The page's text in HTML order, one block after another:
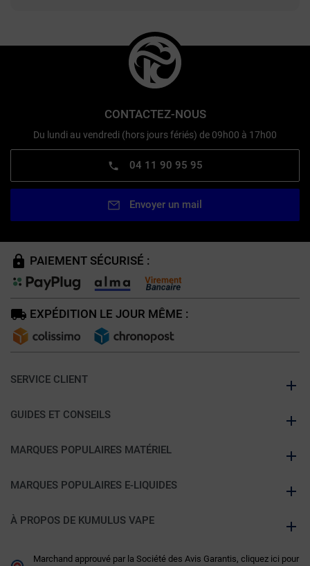
CONTACTEZ-NOUS
Du lundi au vendredi (hors jours fériés) de 09h00 à 17h00
04 11 90 95 95
Envoyer un mail
PAIEMENT SÉCURISÉ :
EXPÉDITION LE JOUR MÊME :
SERVICE CLIENT
GUIDES ET CONSEILS
MARQUES POPULAIRES MATÉRIEL
MARQUES POPULAIRES E-LIQUIDES
À PROPOS DE KUMULUS VAPE
Marchand approuvé par la Société des Avis Garantis, cliquez ici pour